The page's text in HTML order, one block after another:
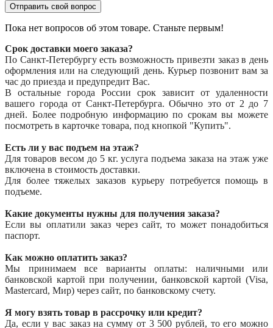
Отправить свой вопрос
Пока нет вопросов об этом товаре. Станьте первым!
Срок доставки моего заказа?
По Санкт-Петербургу есть возможность привезти заказ в день
оформления или на следующий день. Курьер позвонит вам за
час до приезда и предупредит Вас.
В остальные города России срок зависит от удаленности
вашего города от Санкт-Петербурга. Обычно это от 2 до 7
дней. Более подробную информацию по срокам вы можете
посмотреть в карточке товара, под кнопкой "Купить".
Есть ли у вас подъем на этаж?
Для товаров весом до 5 кг. услуга подъема заказа на этаж уже
включена в стоимость доставки.
Для более тяжелых заказов курьеру потребуется помощь в
подъеме.
Какие документы нужны для получения заказа?
Если вы оплатили заказ через сайт, то может понадобиться
паспорт.
Как можно оплатить заказ?
Мы принимаем все варианты оплаты: наличными или
банковской картой при получении, банковской картой (Visa,
Mastercard, Мир) через сайт, по банковскому счету.
Я могу взять товар в рассрочку или кредит?
Да, если у вас заказ на сумму от 3 500 рублей, то его можно